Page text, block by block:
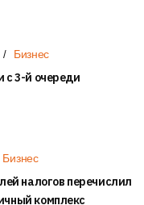
Бизнес
с 3-й очереди
Бизнес
налогов перечислил
комплекс